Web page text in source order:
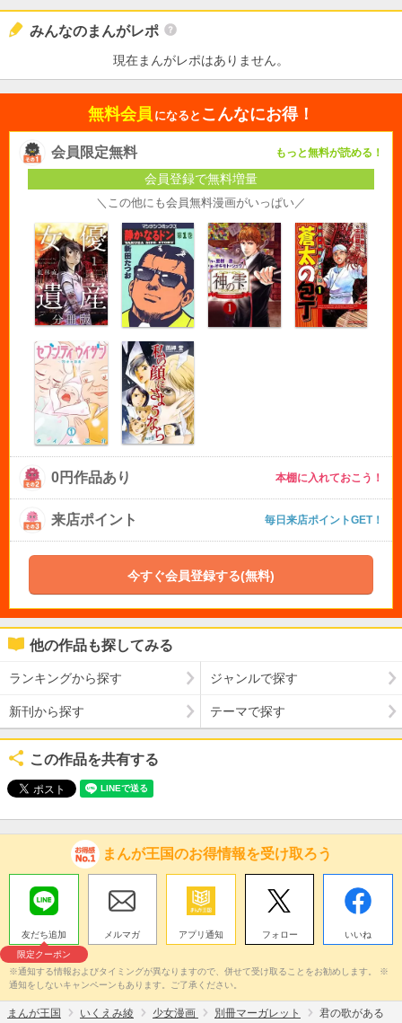
みんなのまんがレポ
現在まんがレポはありません。
無料会員 になると こんなにお得！
会員限定無料 もっと無料が読める！
会員登録で無料増量
＼この他にも会員無料漫画がいっぱい／
0円作品あり 本棚に入れておこう！
来店ポイント 毎日来店ポイントGET！
今すぐ会員登録する(無料)
他の作品も探してみる
ランキングから探す ジャンルで探す
新刊から探す テーマで探す
この作品を共有する
まんが王国のお得情報を受け取ろう
友だち追加
限定クーポン
メルマガ アプリ通知 フォロー いいね
※通知する情報およびタイミングが異なりますので、併せて受け取ることをお勧めします。 ※
通知をしないキャンペーンもあります。ご了承ください。
まんが王国 いくえみ綾 少女漫画 別冊マーガレット 君の歌がある